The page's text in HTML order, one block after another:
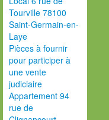
Tourville 78100
Saint-Germain-en-
Laye
Pièces à fournir
pour participer à
une vente
judiciaire
Appartement 94
rue de